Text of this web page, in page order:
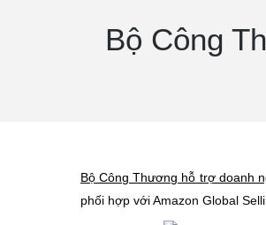
Bộ Công
Bộ Công Thương hỗ trợ doanh
phối hợp với Amazon Global